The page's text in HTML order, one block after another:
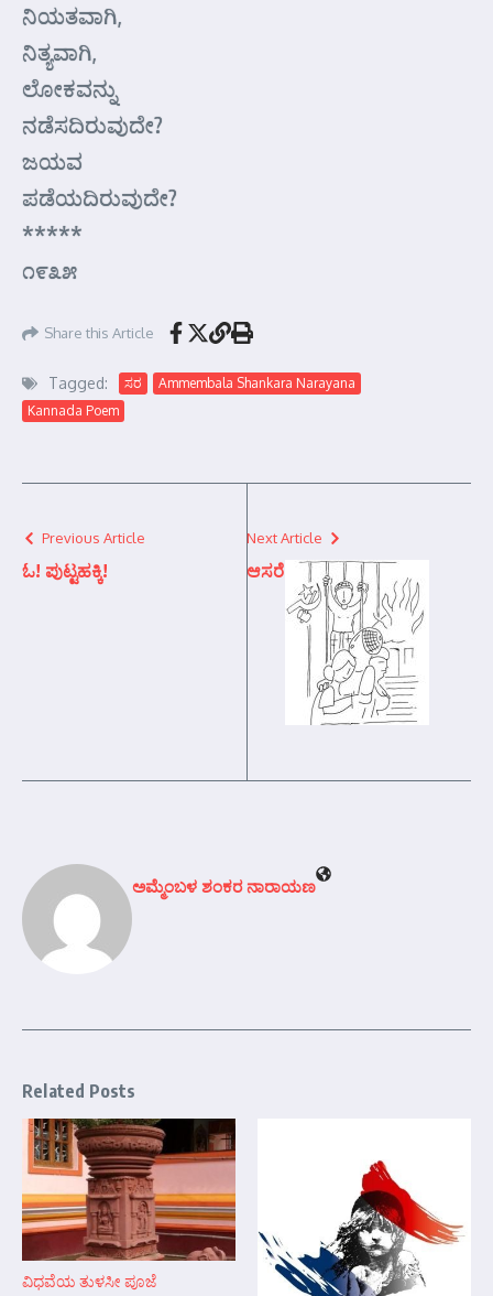
ನಿಯತವಾಗಿ,
ನಿತ್ಯವಾಗಿ,
ಲೋಕವನ್ನು
ನಡೆಸದಿರುವುದೇ?
ಜಯವ
ಪಡೆಯದಿರುವುದೇ?
*****
೧೯೩೫
Share this Article
Tagged: ಸರ
Ammembala Shankara Narayana
Kannada Poem
Previous Article
ಓ! ಪುಟ್ಟಹಕ್ಕಿ!
Next Article
ಆಸರೆ
ಅಮ್ಮೆಂಬಳ ಶಂಕರ ನಾರಾಯಣ
Related Posts
ವಿಧವೆಯ ತುಳಸೀ ಪೂಜೆ